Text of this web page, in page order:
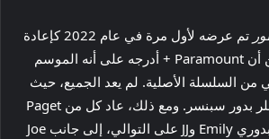
تم عرضه لأول مرة في عام 2022 كإعادة
تشغيل، على الرغم من أن Paramount + أدرجه على أنه الموسم
السلسلة الأصلية. لم يعد الجميع، حيث
لم يعد ماثيو جراي جوبلر بدور سبنسر. ومع ذلك، عاد كل من Paget
Brewster وAJ Cook بدوري Emily وJJ على التوالي، إلى جانب Joe